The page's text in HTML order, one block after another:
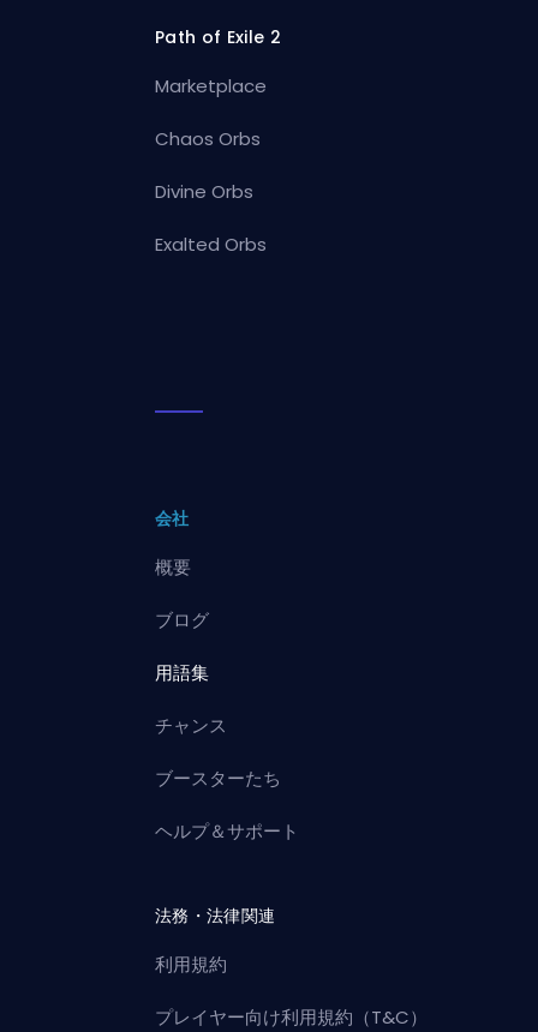
Path of Exile 2
Marketplace
Chaos Orbs
Divine Orbs
Exalted Orbs
会社
概要
ブログ
用語集
チャンス
ブースターたち
ヘルプ＆サポート
法務・法律関連
利用規約
プレイヤー向け利用規約（T&C）